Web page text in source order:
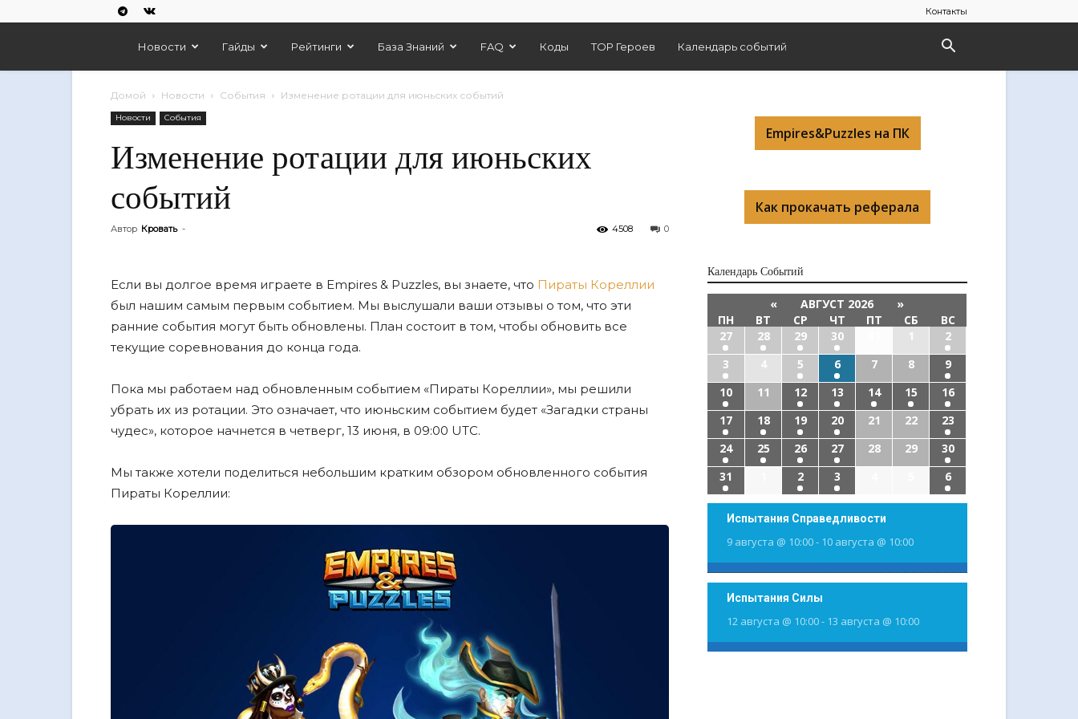
Контакты
Empires
And
Новости Гайды Рейтинги База Знаний FAQ Коды TOP Героев Календарь событий
Домой Новости События Изменение ротации для июньских событий
Новости События
Изменение ротации для июньских
событий
Автор Кровать - 0
4508
Если вы долгое время играете в Empires & Puzzles, вы знаете, что Пираты Кореллии
был нашим самым первым событием. Мы выслушали ваши отзывы о том, что эти
ранние события могут быть обновлены. План состоит в том, чтобы обновить все
текущие соревнования до конца года.
Пока мы работаем над обновленным событием «Пираты Кореллии», мы решили
убрать их из ротации. Это означает, что июньским событием будет «Загадки страны
чудес», которое начнется в четверг, 13 июня, в 09:00 UTC.
Мы также хотели поделиться небольшим кратким обзором обновленного события
Пираты Кореллии:
Empires&Puzzles на ПК
Как прокачать реферала
Календарь Cобытий
« АВГУСТ 2026
»
ПН
ВТ СР ЧТ ПТ СБ
ВС
27
28 29 30 1
2
3
4 5 6 7 8
9
10
11 12 13 14 15
16
17
18 19 20 21 22
23
24
25 26 27 28 29
30
31
2 3 6
Испытания Справедливости
9 августа @ 10:00- 10 августа @ 10:00
Испытания Силы
12 августа @ 10:00- 13 августа @ 10:00